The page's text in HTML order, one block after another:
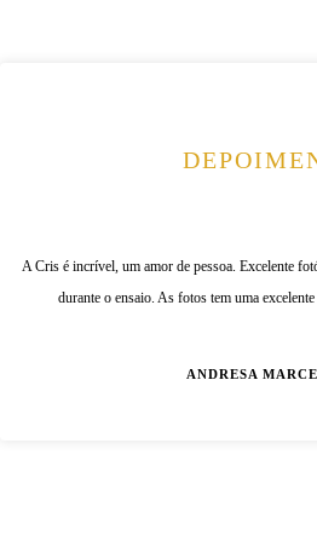
A Cris é incrível, um amor de pessoa. Excelente
durante o ensaio. As fotos tem uma
ANDRESA